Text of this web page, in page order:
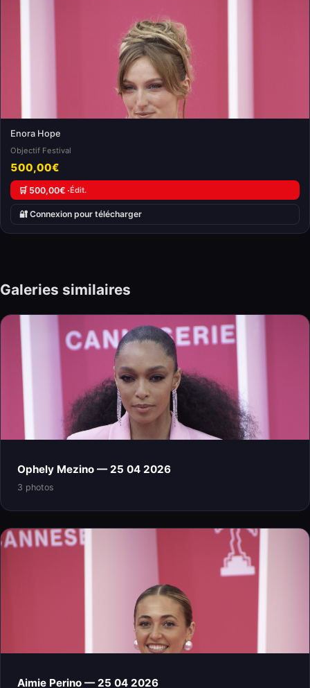
Enora Hope
Objectif Festival
500,00€
🛒 500,00€ ·Édit.
🔐 Connexion pour télécharger
Galeries similaires
Ophely Mezino — 25 04 2026
3 photos
Aimie Perino — 25 04 2026